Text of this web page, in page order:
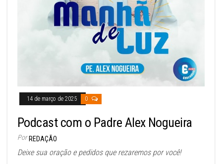
14 de março de 2025 0
Podcast com o Padre Alex Nogueira
Por REDAÇÃO
Deixe sua oração e pedidos que rezaremos por você!